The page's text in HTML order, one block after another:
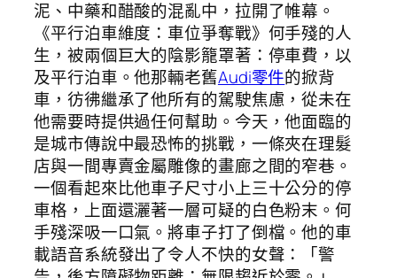
泥、中藥和醋酸的混亂中，拉開了帷幕。
《平行泊車維度：車位爭奪戰》何手殘的人
生，被兩個巨大的陰影籠罩著：停車費，以
及平行泊車。他那輛老舊Audi零件的掀背
車，彷彿繼承了他所有的駕駛焦慮，從未在
他需要時提供過任何幫助。今天，他面臨的
是城市傳說中最恐怖的挑戰，一條夾在理髮
店與一間專賣金屬雕像的畫廊之間的窄巷。
一個看起來比他車子尺寸小上三十公分的停
車格，上面還灑著一層可疑的白色粉末。何
手殘深吸一口氣。將車子打了倒檔。他的車
載語音系統發出了令人不快的女聲：「警